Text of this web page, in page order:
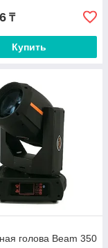
₸
Купить
голова Beam 350